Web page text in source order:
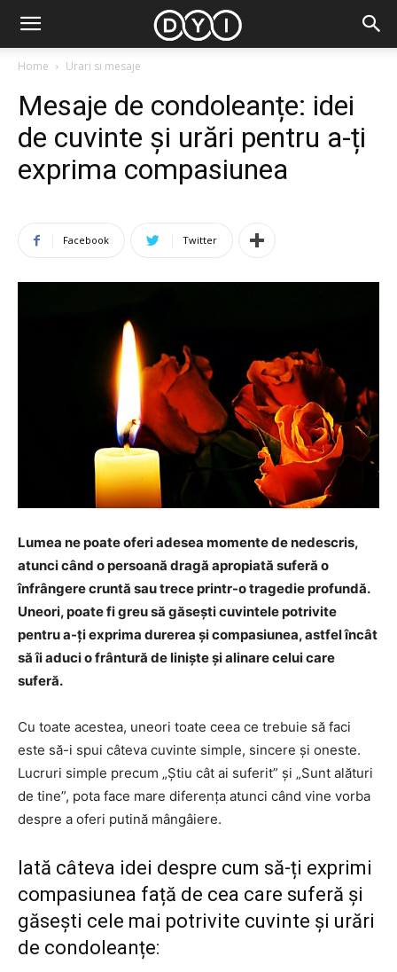
Home Urari si mesaje
Mesaje de condoleanțe: idei
de cuvinte și urări pentru a-ți
exprima compasiunea
Facebook Twitter
Lumea ne poate oferi adesea momente de nedescris,
atunci când o persoană dragă apropiată suferă o
înfrângere cruntă sau trece printr-o tragedie profundă.
Uneori, poate fi greu să găsești cuvintele potrivite
pentru a-ți exprima durerea și compasiunea, astfel încât
să îi aduci o frântură de liniște și alinare celui care
suferă.
Cu toate acestea, uneori toate ceea ce trebuie să faci
este să-i spui câteva cuvinte simple, sincere și oneste.
Lucruri simple precum „Știu cât ai suferit” și „Sunt alături
de tine”, pota face mare diferența atunci când vine vorba
despre a oferi putină mângâiere.
Iată câteva idei despre cum să-ți exprimi
compasiunea față de cea care suferă și
găsești cele mai potrivite cuvinte și urări
de condoleanțe: